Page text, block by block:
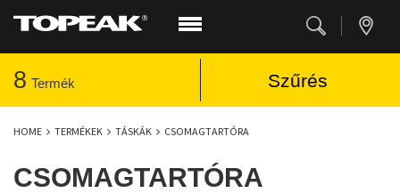
8 Termék Szűrés
HOME TERMÉKEK TÁSKÁK CSOMAGTARTÓRA
CSOMAGTARTÓRA